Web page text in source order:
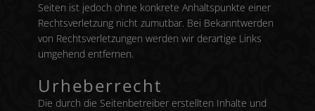
Seiten ist jedoch ohne konkrete Anhaltspunkte einer
Rechtsverletzung nicht zumutbar. Bei Bekanntwerden
von Rechtsverletzungen werden wir derartige Links
umgehend entfernen.
Urheberrecht
Die durch die Seitenbetreiber erstellten Inhalte und